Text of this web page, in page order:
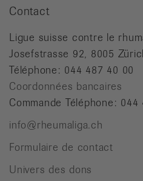
Contact
Ligue suisse contre le
Josefstrasse 92, 8005
Téléphone: 044 487 40 00
Coordonnées bancaires
Commande Téléphone: 044
info@rheumaliga.ch
Formulaire de contact
Univers des dons